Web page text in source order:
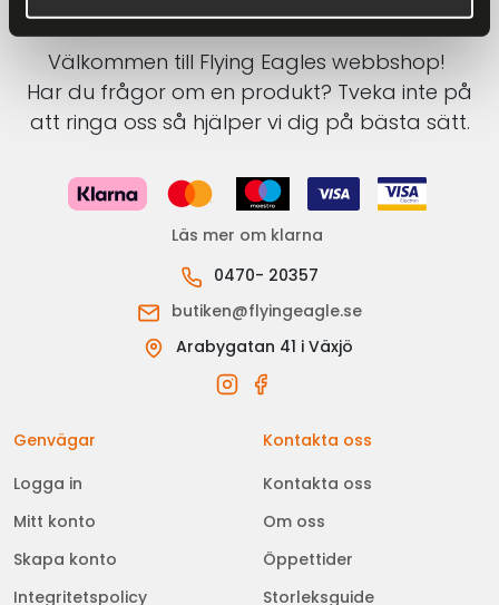
Välkommen till Flying Eagles webbshop!
Har du frågor om en produkt? Tveka inte på
att ringa oss så hjälper vi dig på bästa sätt.
Läs mer om klarna
0470- 20357
butiken@flyingeagle.se
Arabygatan 41 i Växjö
Genvägar
Logga in
Mitt konto
Skapa konto
Integritetspolicy
Kontakta oss
Kontakta oss
Om oss
Öppettider
Storleksguide